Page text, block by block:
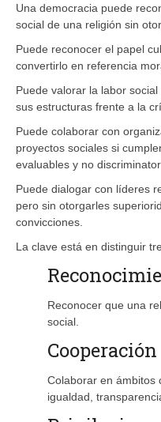
Una democracia puede
social de una religión sin
Puede reconocer el papel
convertirlo en referencia
Puede valorar la labor
sus estructuras frente a la
Puede colaborar con
proyectos sociales si
evaluables y no
Puede dialogar con líderes
pero sin otorgarles
convicciones.
La clave está en distinguir
Reconocer que una
social.
Cooperación
Colaborar en ámbitos
igualdad,